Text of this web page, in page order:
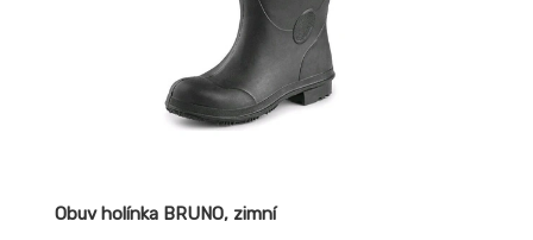
Obuv holínka BRUNO, zimní